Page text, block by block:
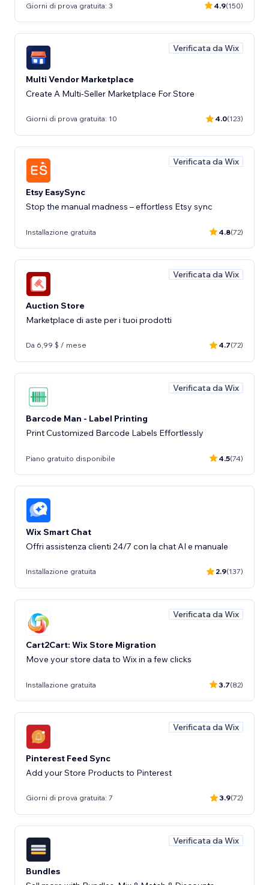
Giorni di prova gratuita: 3 4.9(150)
Verificata da Wix
Multi Vendor Marketplace
Create A Multi-Seller Marketplace For Store
Giorni di prova gratuita: 10 4.0(123)
Verificata da Wix
Etsy EasySync
Stop the manual madness – effortless Etsy sync
Installazione gratuita 4.8(72)
Verificata da Wix
Auction Store
Marketplace di aste per i tuoi prodotti
Da 6,99 $ / mese 4.7(72)
Verificata da Wix
Barcode Man - Label Printing
Print Customized Barcode Labels Effortlessly
Piano gratuito disponibile 4.5(74)
Wix Smart Chat
Offri assistenza clienti 24/7 con la chat AI e manuale
Installazione gratuita 2.9(137)
Verificata da Wix
Cart2Cart: Wix Store Migration
Move your store data to Wix in a few clicks
Installazione gratuita 3.7(82)
Verificata da Wix
Pinterest Feed Sync
Add your Store Products to Pinterest
Giorni di prova gratuita: 7 3.9(72)
Verificata da Wix
Bundles